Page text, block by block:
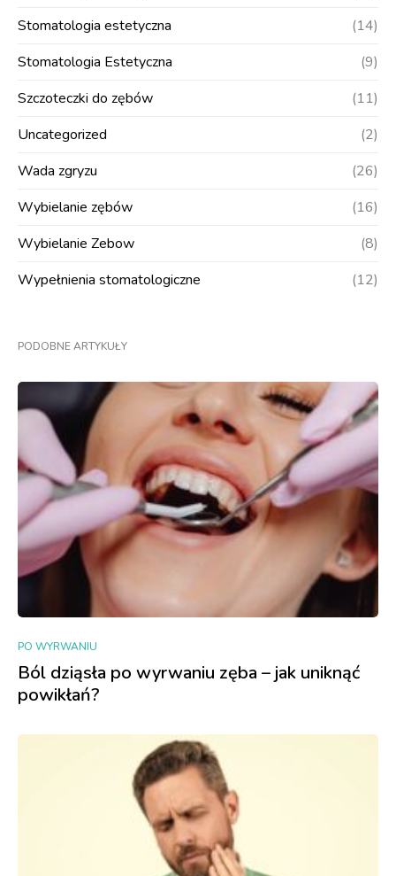
Stomatologia estetyczna
(14)
Stomatologia Estetyczna
(9)
Szczoteczki do zębów
(11)
Uncategorized
(2)
Wada zgryzu
(26)
Wybielanie zębów
(16)
Wybielanie Zebow
(8)
Wypełnienia stomatologiczne
(12)
PODOBNE ARTYKUŁY
PO WYRWANIU
Ból dziąsła po wyrwaniu zęba – jak uniknąć
powikłań?